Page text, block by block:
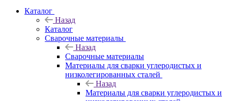
Каталог
Назад
Каталог
Сварочные материалы
Назад
Сварочные материалы
Материалы для сварки углеродистых и
низколегированных сталей
Назад
Материалы для сварки углеродистых и